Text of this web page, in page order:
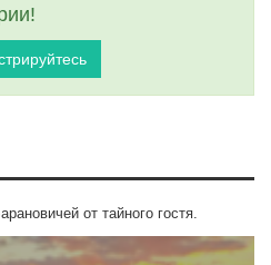
от тайного гостя.